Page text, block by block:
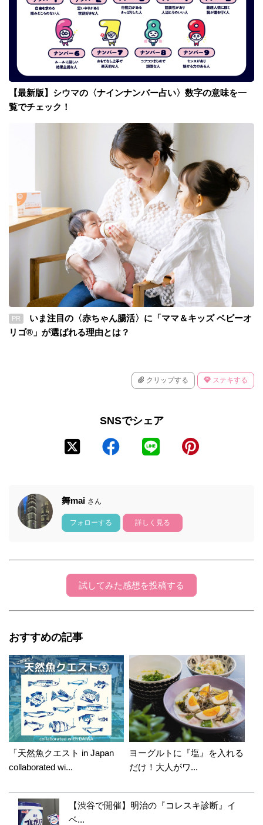
【最新版】シウマの〈ナインナンバー占い〉数字の意味を一
覧でチェック！
PR
いま注目の〈赤ちゃん腸活〉に「ママ＆キッズ ベビーオ
リゴ®」が選ばれる理由とは？
クリップする ステキする
SNSでシェア
舞mai さん
フォローする 詳しく見る
試してみた感想を投稿する
おすすめの記事
「天然魚クエスト in Japan
collaborated wi...
ヨーグルトに『塩』を入れる
だけ！大人がワ...
【渋谷で開催】明治の『コレスキ診断』イ
ベ...